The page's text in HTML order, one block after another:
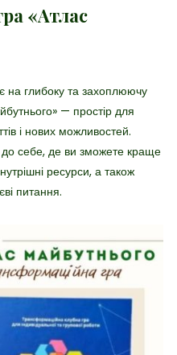
«Атлас
на глибоку та захоплюючу
— простір для
і нових можливостей.
себе, де ви зможете краще
ресурси, а також
питання.